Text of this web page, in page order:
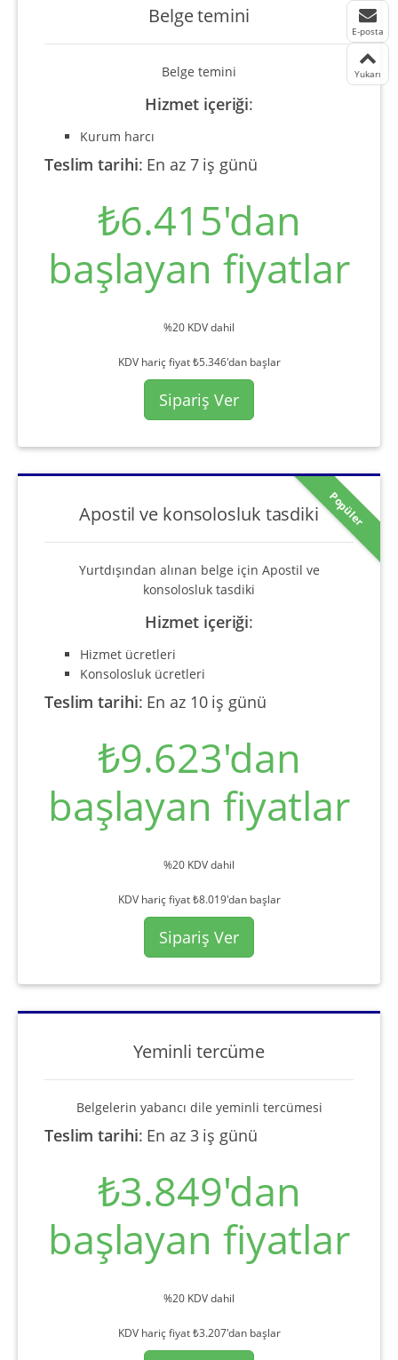
Belge temini
Belge temini
Hizmet içeriği:
Kurum harcı
Teslim tarihi: En az 7 iş günü
₺6.415'dan
başlayan fiyatlar
%20 KDV dahil
KDV hariç fiyat ₺5.346'dan başlar
Sipariş Ver
Popüler
Apostil ve konsolosluk tasdiki
Yurtdışından alınan belge için Apostil ve
konsolosluk tasdiki
Hizmet içeriği:
Hizmet ücretleri
Konsolosluk ücretleri
Teslim tarihi: En az 10 iş günü
₺9.623'dan
başlayan fiyatlar
%20 KDV dahil
KDV hariç fiyat ₺8.019'dan başlar
Sipariş Ver
Yeminli tercüme
Belgelerin yabancı dile yeminli tercümesi
Teslim tarihi: En az 3 iş günü
₺3.849'dan
başlayan fiyatlar
%20 KDV dahil
KDV hariç fiyat ₺3.207'dan başlar
E-posta
Yukarı